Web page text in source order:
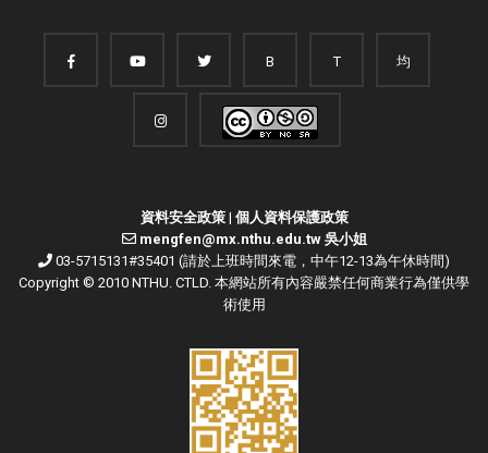
B T 均
資料安全政策| 個人資料保護政策
mengfen@mx.nthu.edu.tw 吳小姐
03-5715131#35401 (請於上班時間來電，中午12-13為午休時間)
Copyright © 2010 NTHU. CTLD. 本網站所有內容嚴禁任何商業行為僅供學
術使用